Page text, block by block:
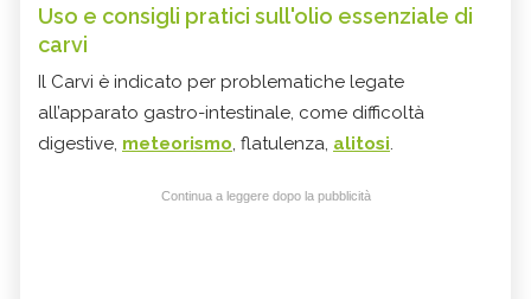
Uso e consigli pratici sull'olio essenziale di
carvi
Il Carvi è indicato per problematiche legate
all’apparato gastro-intestinale, come difficoltà
digestive, meteorismo, flatulenza, alitosi.
Continua a leggere dopo la pubblicità